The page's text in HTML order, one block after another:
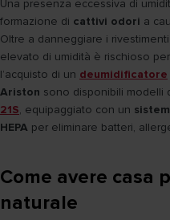
Una presenza eccessiva di
formazione di cattivi odori a
Oltre a danneggiare i
elevato di umidità è rischioso
l’acquisto di un deumidificatore
Ariston sono disponibili modelli
21S, equipaggiato con un
HEPA per eliminare batteri,
Come avere casa
naturale